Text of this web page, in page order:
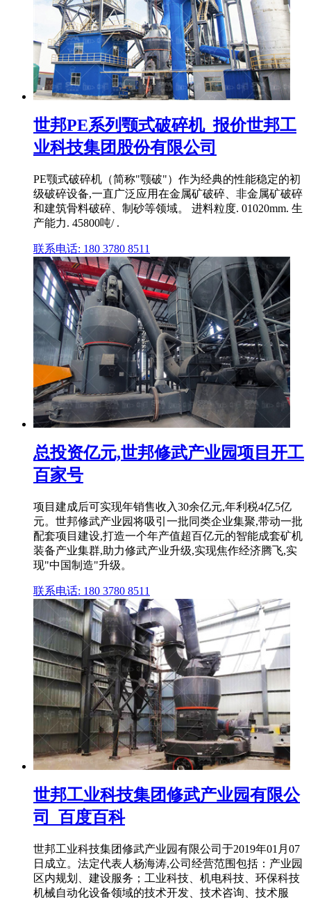
世邦PE系列颚式破碎机_报价世邦工
业科技集团股份有限公司
PE颚式破碎机（简称"颚破"）作为经典的性能稳定的初
级破碎设备,一直广泛应用在金属矿破碎、非金属矿破碎
和建筑骨料破碎、制砂等领域。 进料粒度. 01020mm. 生
产能力. 45800吨/ .
联系电话: 180 3780 8511
总投资亿元,世邦修武产业园项目开工
百家号
项目建成后可实现年销售收入30余亿元,年利税4亿5亿
元。世邦修武产业园将吸引一批同类企业集聚,带动一批
配套项目建设,打造一个年产值超百亿元的智能成套矿机
装备产业集群,助力修武产业升级,实现焦作经济腾飞,实
现"中国制造"升级。
联系电话: 180 3780 8511
世邦工业科技集团修武产业园有限公
司_百度百科
世邦工业科技集团修武产业园有限公司于2019年01月07
日成立。法定代表人杨海涛,公司经营范围包括：产业园
区内规划、建设服务；工业科技、机电科技、环保科技
机械自动化设备领域的技术开发、技术咨询、技术服